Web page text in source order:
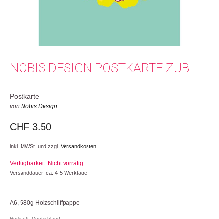
NOBIS DESIGN POSTKARTE ZUBI
Postkarte
von Nobis Design
CHF 3.50
inkl. MWSt. und zzgl. Versandkosten
Verfügbarkeit: Nicht vorrätig
Versanddauer: ca. 4-5 Werktage
A6, 580g Holzschliffpappe